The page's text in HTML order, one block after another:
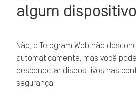
algum
Não, o Telegram Web não
automaticamente, mas você
desconectar dispositivos nas
segurança.